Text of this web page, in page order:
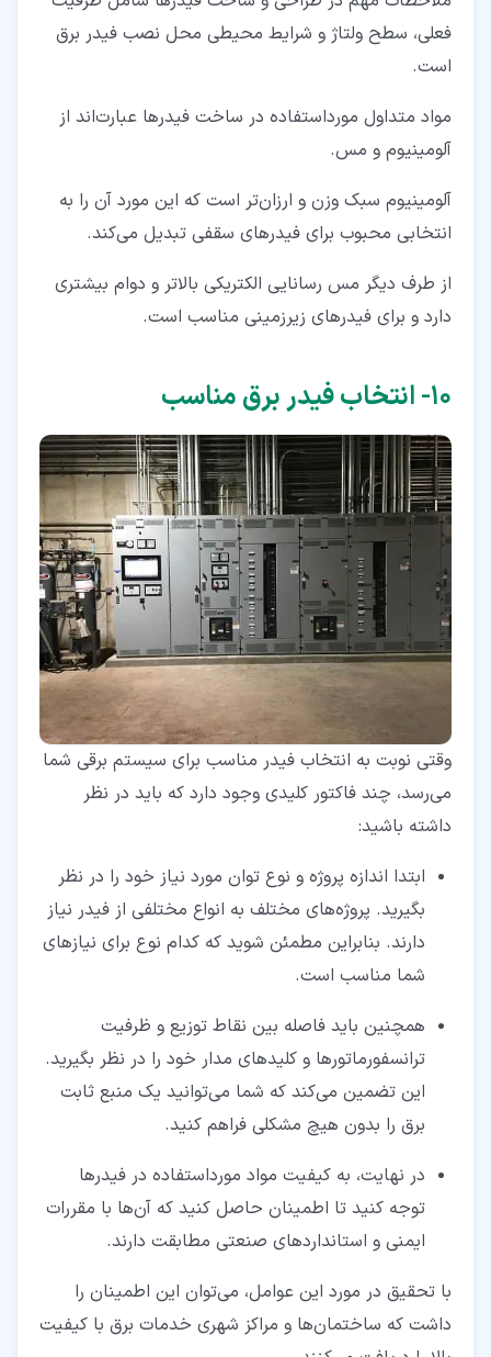
فعلی، سطح ولتاژ و شرایط محیطی محل نصب فیدر برق
است.
مواد متداول مورداستفاده در ساخت فیدرها عبارت‌اند از
آلومینیوم و مس.
آلومینیوم سبک‌ وزن و ارزان‌تر است که این‌ مورد آن‌ را به
انتخابی محبوب برای فیدرهای سقفی تبدیل می‌کند.
از طرف دیگر مس رسانایی الکتریکی بالاتر و دوام بیشتری
دارد و برای فیدرهای زیرزمینی مناسب است.
۱۰‏- انتخاب فیدر برق مناسب
وقتی نوبت به انتخاب فیدر مناسب برای سیستم برقی شما
می‌رسد، چند فاکتور کلیدی وجود دارد که باید در نظر
داشته باشید:
ابتدا اندازه پروژه و نوع توان مورد نیاز خود را در نظر
بگیرید. پروژه‌های مختلف به انواع مختلفی از فیدر نیاز
دارند. بنابراین مطمئن شوید که کدام نوع برای نیازهای
شما مناسب است.
همچنین باید فاصله بین نقاط توزیع و ظرفیت
ترانسفورماتورها و کلیدهای مدار خود را در نظر بگیرید.
این تضمین می‌کند که شما می‌توانید یک منبع ثابت
برق را بدون هیچ مشکلی فراهم کنید.
در نهایت، به کیفیت مواد مورداستفاده در فیدرها
توجه کنید تا اطمینان حاصل کنید که آن‌ها با مقررات
ایمنی و استانداردهای صنعتی مطابقت دارند.
با تحقیق در مورد این عوامل، می‌توان این اطمینان را
داشت که ساختمان‌ها و مراکز شهری خدمات برق با کیفیت